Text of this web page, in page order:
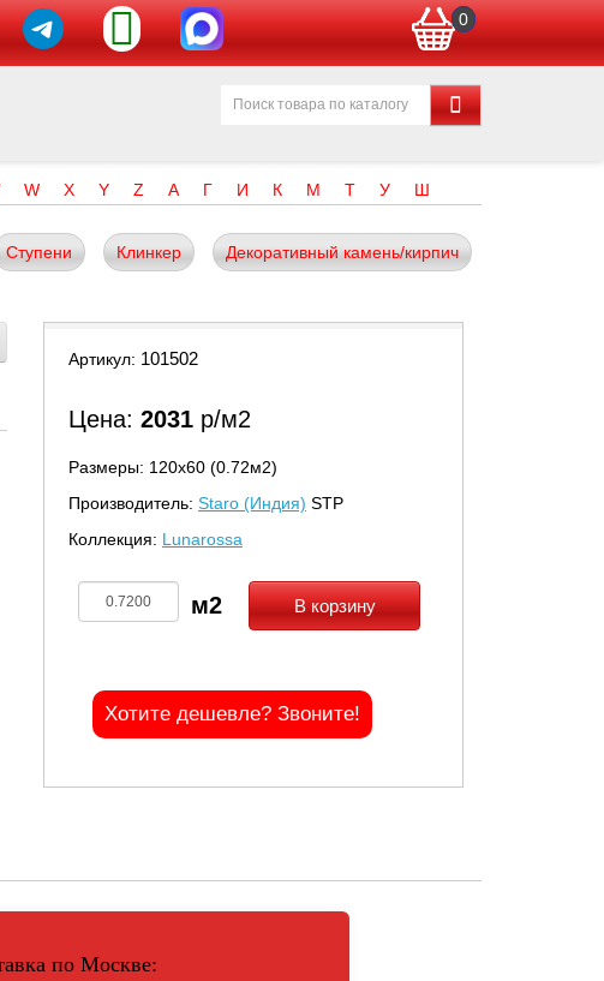
0
W X Y Z А Г И К М Т У Ш
Ступени Клинкер Декоративный камень/кирпич
Артикул: 101502
Цена: 2031 р/м2
Размеры: 120х60 (0.72м2)
Производитель: Staro (Индия) STP
Коллекция: Lunarossa
В корзину
Хотите дешевле? Звоните!
по Москве: